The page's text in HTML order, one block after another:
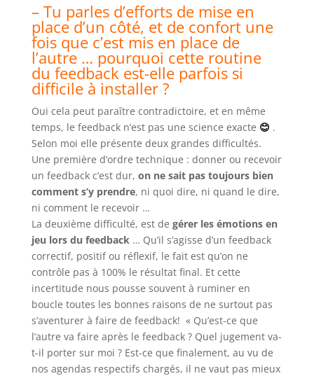
– Tu parles d’efforts de mise en
place d’un côté, et de confort une
fois que c’est mis en place de
l’autre … pourquoi cette routine
du feedback est-elle parfois si
difficile à installer ?
Oui cela peut paraître contradictoire, et en même
temps, le feedback n’est pas une science exacte 😊 .
Selon moi elle présente deux grandes difficultés.
Une première d’ordre technique : donner ou recevoir
un feedback c’est dur, on ne sait pas toujours bien
comment s’y prendre, ni quoi dire, ni quand le dire,
ni comment le recevoir …
La deuxième difficulté, est de gérer les émotions en
jeu lors du feedback… Qu’il s’agisse d’un feedback
correctif, positif ou réflexif, le fait est qu’on ne
contrôle pas à 100% le résultat final. Et cette
incertitude nous pousse souvent à ruminer en
boucle toutes les bonnes raisons de ne surtout pas
s’aventurer à faire de feedback! « Qu’est-ce que
l’autre va faire après le feedback ? Quel jugement va-
t-il porter sur moi ? Est-ce que finalement, au vu de
nos agendas respectifs chargés, il ne vaut pas mieux